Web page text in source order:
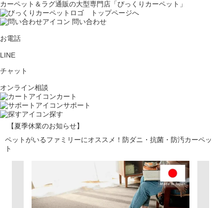
カーペット＆ラグ通販の大型専門店「びっくりカーペット」
問い合わせ
お電話
LINE
チャット
オンライン相談
カート
サポート
探す
【夏季休業のお知らせ】
ペットがいるファミリーにオススメ！防ダニ・抗菌・防汚カーペッ
ト